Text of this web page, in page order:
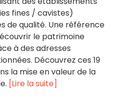
fines / cavistes)
de qualité. Une référence
le patrimoine
à des adresses
Découvrez ces 19
la mise en valeur de la
[Lire la suite]